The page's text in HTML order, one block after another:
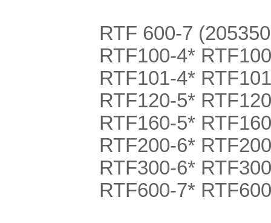
RTF 600-7
RTF100-4*
RTF101-4*
RTF120-5*
RTF160-5*
RTF200-6*
RTF300-6*
RTF600-7*